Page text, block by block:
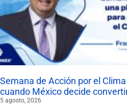
Semana de Acción por el
cuando México decide
5 agosto, 2026